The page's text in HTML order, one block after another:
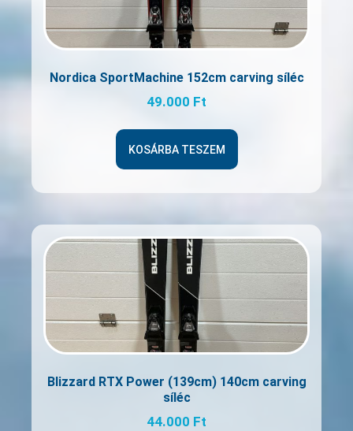
Nordica SportMachine 152cm carving síléc
49.000 Ft
KOSÁRBA TESZEM
Blizzard RTX Power (139cm) 140cm carving
síléc
44.000 Ft